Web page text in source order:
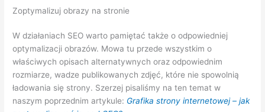
Zoptymalizuj obrazy na stronie
W działaniach SEO warto pamiętać także o odpowiedniej
optymalizacji obrazów. Mowa tu przede wszystkim o
właściwych opisach alternatywnych oraz odpowiednim
rozmiarze, wadze publikowanych zdjęć, które nie spowolnią
ładowania się strony. Szerzej pisaliśmy na ten temat w
naszym poprzednim artykule: Grafika strony internetowej – jak